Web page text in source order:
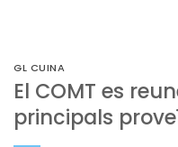
GL CUINA
El COMT es
principals